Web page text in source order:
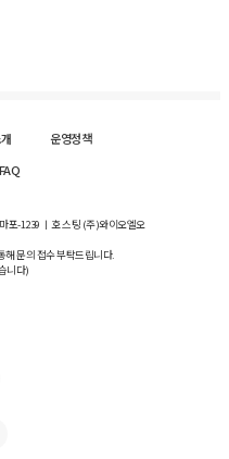
운영정책
FAQ
포-1239 ㅣ 호스팅 (주)와이오엘오
해 문의 접수 부탁드립니다.
니다)